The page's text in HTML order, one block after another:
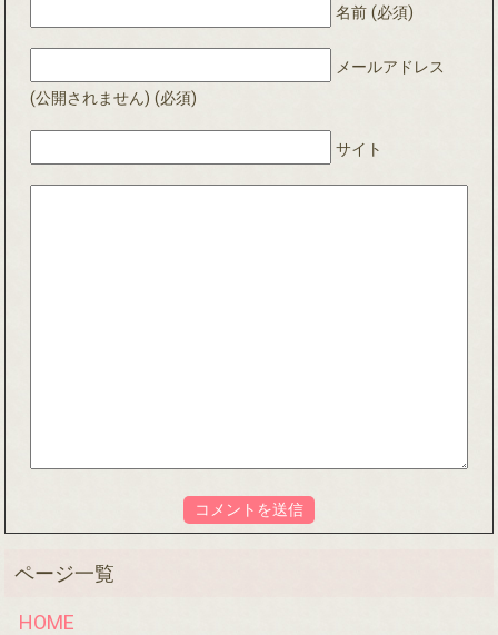
名前 (必須)
メールアドレス
(公開されません) (必須)
サイト
HOME